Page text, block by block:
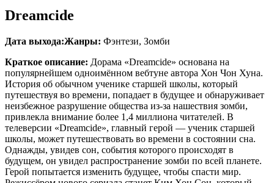
Dreamcide
Дата выхода:Жанры: Фэнтези, Зомби
Краткое описание: Дорама «Dreamcide» основана на
популярнейшем одноимённом вебтуне автора Хон Чон Хуна.
История об обычном ученике старшей школы, который
путешествуя во времени, попадает в будущее и обнаруживает
неизбежное разрушение общества из-за нашествия зомби,
привлекла внимание более 1,4 миллиона читателей. В
телеверсии «Dreamcide», главный герой — ученик старшей
школы, может путешествовать во времени в состоянии сна.
Однажды, увидев сон, события которого происходят в
будущем, он увидел распространение зомби по всей планете.
Герой попытается изменить будущее, чтобы спасти мир.